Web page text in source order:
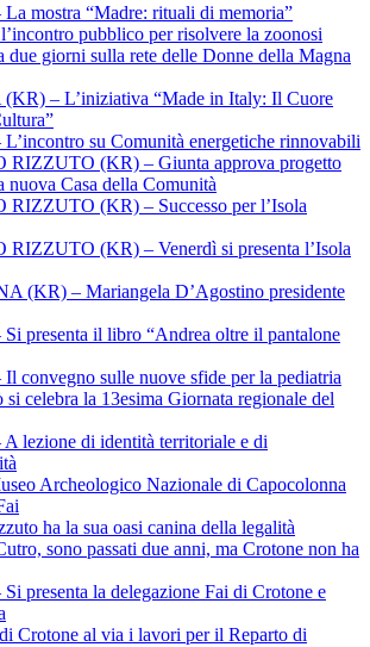
mostra “Madre: rituali di memoria”
pubblico per risolvere la zoonosi
due giorni sulla rete delle Donne della Magna
– L’iniziativa “Made in Italy: Il Cuore
su Comunità energetiche rinnovabili
RIZZUTO (KR) – Giunta approva progetto
nuova Casa della Comunità
RIZZUTO (KR) – Successo per l’Isola
(KR) – Venerdì si presenta l’Isola
(KR) – Mariangela D’Agostino presidente
presenta il libro “Andrea oltre il pantalone
convegno sulle nuove sfide per la pediatria
si celebra la 13esima Giornata regionale del
lezione di identità territoriale e di
Archeologico Nazionale di Capocolonna
ha la sua oasi canina della legalità
sono passati due anni, ma Crotone non ha
presenta la delegazione Fai di Crotone e
Crotone al via i lavori per il Reparto di